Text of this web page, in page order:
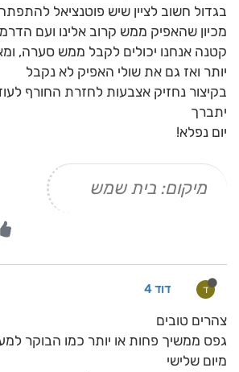
בגדול חשוב לציין שיש פוטנציאל
מכיון שהאפיק ממש קרוב אלינו ועם
קטנה אנחנו יכולים לקבל ממש סערה,
יותר ואז גם את שולי האפיק לא נקבל
בקיצור נחזיק אצבעות לחזרת החורף
יתברך
יום נפלא!
מיקום: בית שמש
ד דוד 4
צהרים טובים
גפס ממשיך פחות או יותר כמו הבוקר
מיום שלישי